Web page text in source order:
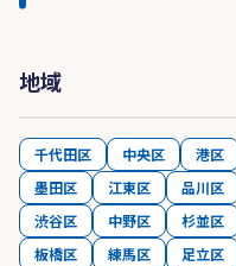
地域
千代田区 中央区 港区
墨田区
江東区 品川区
渋谷区
中野区 杉並区
板橋区
練馬区 足立区